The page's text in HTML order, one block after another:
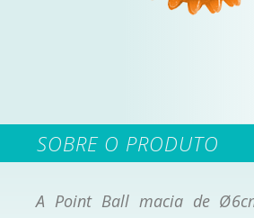
SOBRE O PRODUTO
A Point Ball macia de